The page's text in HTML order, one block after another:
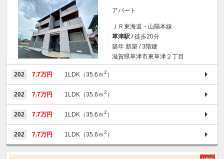
アパート
ＪＲ東海道・山陽本線
草津駅 / 徒歩20分
築年 新築 / 3階建
滋賀県草津市東草津２丁目
202 7.7万円 1LDK（35.6ｍ2 ）
202 7.7万円 1LDK（35.6ｍ2 ）
202 7.7万円 1LDK（35.6ｍ2 ）
202 7.7万円 1LDK（35.6ｍ2 ）